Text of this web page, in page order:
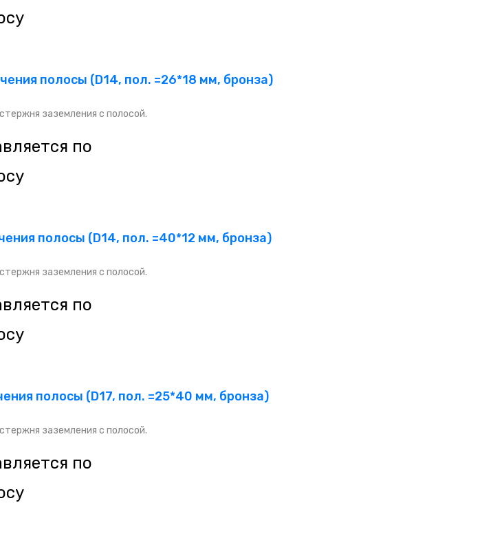
полосы (D14, пол. =26*18 мм, бронза)
заземления с полосой.
по
полосы (D14, пол. =40*12 мм, бронза)
заземления с полосой.
по
полосы (D17, пол. =25*40 мм, бронза)
заземления с полосой.
по